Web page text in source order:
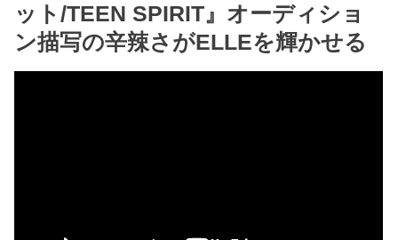
ット/TEEN SPIRIT』オーディショ
ン描写の辛辣さがELLEを輝かせる